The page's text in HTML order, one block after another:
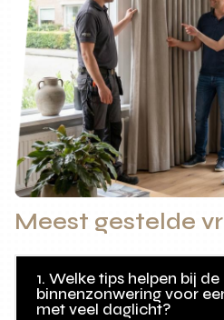
Meest gestelde
1. Welke tips helpen bij
binnenzonwering voor
met veel daglicht?